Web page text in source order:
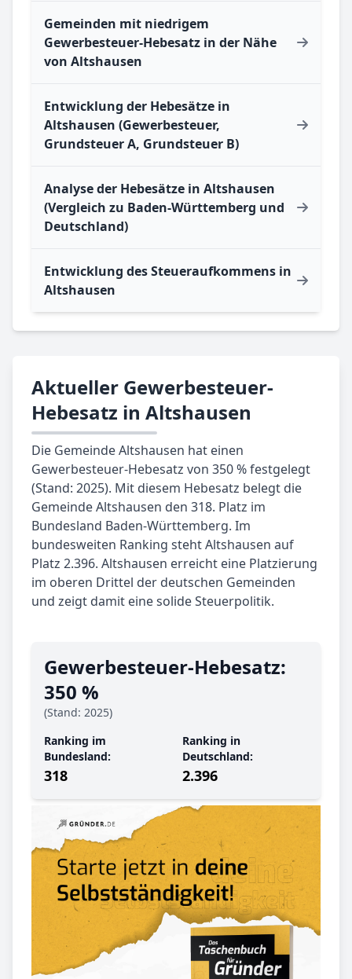
Gemeinden mit niedrigem
Gewerbesteuer-Hebesatz in der Nähe
von Altshausen
Entwicklung der Hebesätze in
Altshausen (Gewerbesteuer,
Grundsteuer A, Grundsteuer B)
Analyse der Hebesätze in Altshausen
(Vergleich zu Baden-Württemberg und
Deutschland)
Entwicklung des Steueraufkommens in
Altshausen
Aktueller Gewerbesteuer-
Hebesatz in Altshausen
Die Gemeinde Altshausen hat einen
Gewerbesteuer-Hebesatz von 350 % festgelegt
(Stand: 2025). Mit diesem Hebesatz belegt die
Gemeinde Altshausen den 318. Platz im
Bundesland Baden-Württemberg. Im
bundesweiten Ranking steht Altshausen auf
Platz 2.396. Altshausen erreicht eine Platzierung
im oberen Drittel der deutschen Gemeinden
und zeigt damit eine solide Steuerpolitik.
Gewerbe­steuer-Hebe­satz:
350 %
(Stand: 2025)
Ranking im
Bundesland:
318
Ranking in
Deutschland:
2.396